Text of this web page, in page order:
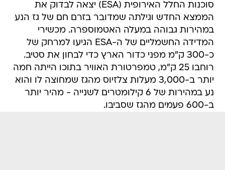
סוכנות החלל האירופית (ESA) יצאה לבדוק את
הממצא החדש וגילתה שמדובר בזרם חם של גז הנע
במהירות גבוהה במעלה האטמוספרה. מכשירי
המדידה החשמליים של ה-ESA הגיעו למרחק של
כ-300 ק"מ מפני כדור הארץ כדי לבחון את סטיב.
רוחבו 25 ק"מ, טמפרטורת האוויר בתוכו הייתה חמה
יותר ב-3,000 מעלות צלזיוס מהגז שמחוצה לו והוא
נע במהירות של 6 קילומטרים לשנייה - מהיר יותר
ב-600 פעמים מהגז שסביבו.